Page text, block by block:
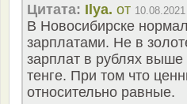
Цитата: Ilya. от
В Новосибирске
зарплатами. Не в
зарплат в рублях
тенге. При том что
относительно равные.